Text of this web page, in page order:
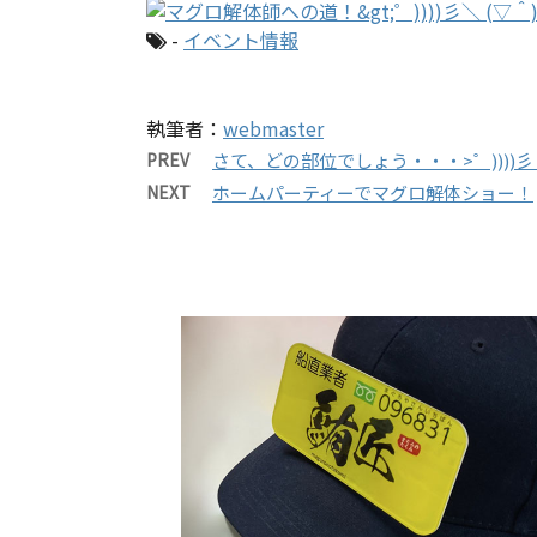
- イベント情報
執筆者： webmaster
PREV さて、どの部位でしょう・・・>゜))))
NEXT ホームパーティーでマグロ解体ショー！